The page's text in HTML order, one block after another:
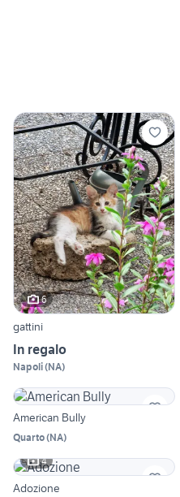
6
gattini
In regalo
Napoli(NA)
American Bully
Quarto(NA)
4
Adozione